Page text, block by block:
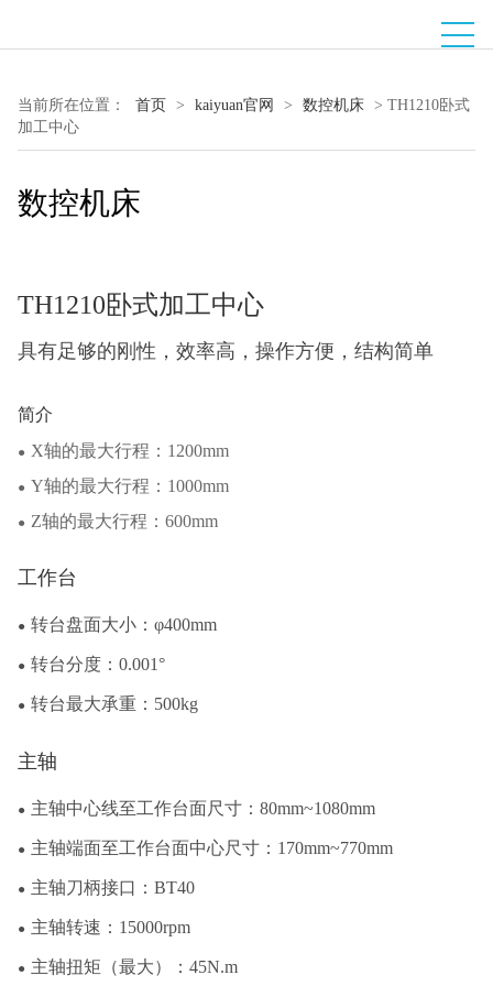
当前所在位置： 首页 > kaiyuan官网 > 数控机床 > TH1210卧式
加工中心
数控机床
TH1210卧式加工中心
具有足够的刚性，效率高，操作方便，结构简单
简介
● X轴的最大行程：1200mm
● Y轴的最大行程：1000mm
● Z轴的最大行程：600mm
工作台
● 转台盘面大小：φ400mm
● 转台分度：0.001°
● 转台最大承重：500kg
主轴
● 主轴中心线至工作台面尺寸：80mm~1080mm
● 主轴端面至工作台面中心尺寸：170mm~770mm
● 主轴刀柄接口：BT40
● 主轴转速：15000rpm
● 主轴扭矩（最大）：45N.m